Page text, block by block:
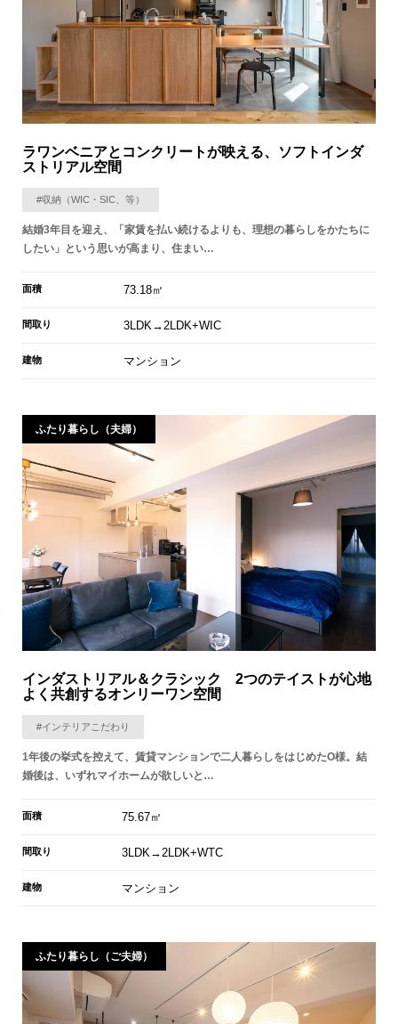
ラワンベニアとコンクリートが映える、ソフトインダ
ストリアル空間
#収納（WIC・SIC、等）
結婚3年目を迎え、「家賃を払い続けるよりも、理想の暮らしをかたちに
したい」という思いが高まり、住まい…
面積 73.18㎡
間取り 3LDK→2LDK+WIC
建物 マンション
ふたり暮らし（夫婦）
インダストリアル＆クラシック 2つのテイストが心地
よく共創するオンリーワン空間
#インテリアこだわり
1年後の挙式を控えて、賃貸マンションで二人暮らしをはじめたO様。結
婚後は、いずれマイホームが欲しいと…
面積 75.67㎡
間取り 3LDK→2LDK+WTC
建物 マンション
ふたり暮らし（ご夫婦）